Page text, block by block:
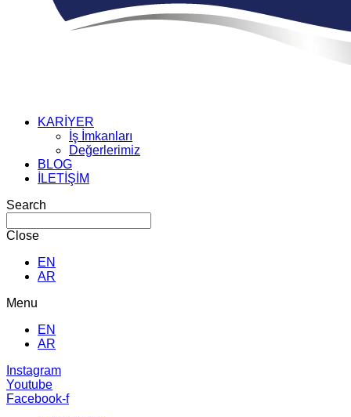
KARİYER
İş İmkanları
Değerlerimiz
BLOG
İLETİŞİM
Search
Close
EN
AR
Menu
EN
AR
Instagram
Youtube
Facebook-f